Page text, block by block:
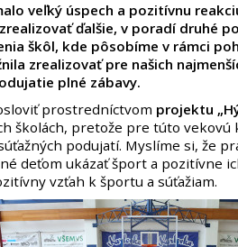
veľký úspech a pozitívnu
ďalšie, v poradí druhé
škôl, kde pôsobíme v rámci
zrealizovať pre našich
plné zábavy.
prostredníctvom projektu
školách, pretože pre túto vekovú
podujatí. Myslíme si, že
deťom ukázať šport a pozitívne
vzťah k športu a súťažiam.